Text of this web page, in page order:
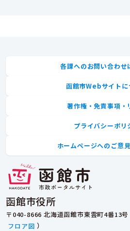
函館市役所
〒040-8666 北海道函館市東雲町4番13号
フロア図 ）
各課へのお問い合わせ
函館市Webサイトに
著作権・免責事項・
プライバシーポリ
ホームページへのご意